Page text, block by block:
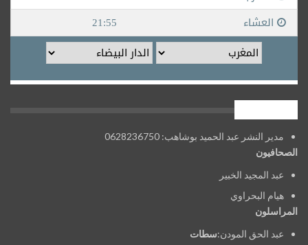
مدير النشر عبد الحميد بوشاهب: 0628236750
الصحافيون
عبد المجيد الخبير
هيام البحراوي
المراسلون
عبد الحق المودن:سطات